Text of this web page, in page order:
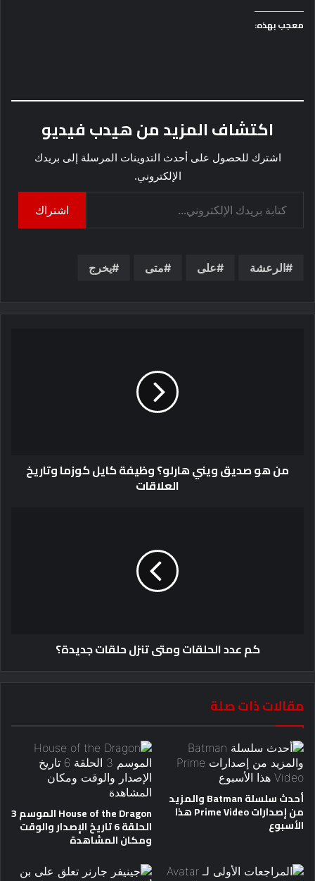
معجب بهذه:
اكتشاف المزيد من هيدب فيديو
اشترك للحصول على أحدث التدوينات المرسلة إلى بريدك
الإلكتروني.
اشتراك
الرعشة على متى يخرج
من هو صديق ويني هارلو؟ وظيفة كايل كوزما وتاريخ
العلاقات
كم عدد الحلقات ومتى تنزل حلقات جديدة؟
مقالات ذات صلة
أحدث سلسلة Batman والمزيد
من إصدارات Prime Video هذا
الأسبوع
House of the Dragon الموسم 3
الحلقة 6 تاريخ الإصدار والوقت
ومكان المشاهدة